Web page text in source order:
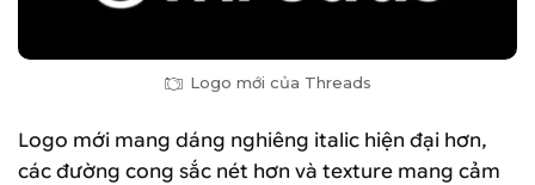
Logo mới của Threads
Logo mới mang dáng nghiêng italic hiện đại hơn,
các đường cong sắc nét hơn và texture mang cảm